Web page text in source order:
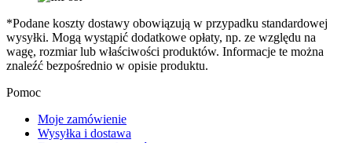
*Podane koszty dostawy obowiązują w przypadku standardowej
wysyłki. Mogą wystąpić dodatkowe opłaty, np. ze względu na
wagę, rozmiar lub właściwości produktów. Informacje te można
znaleźć bezpośrednio w opisie produktu.
Pomoc
Moje zamówienie
Wysyłka i dostawa